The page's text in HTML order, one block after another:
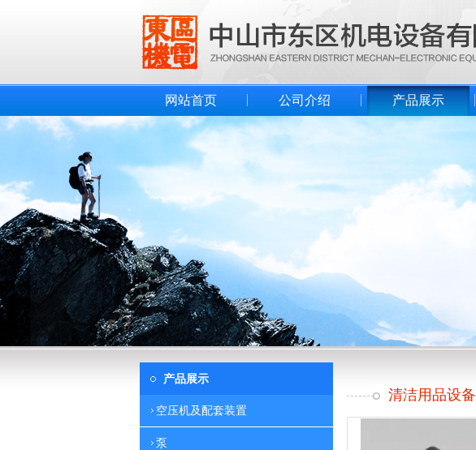
网站首页 公司介绍 产品展示
产品展示
空压机及配套装置
泵
清洁用品设备